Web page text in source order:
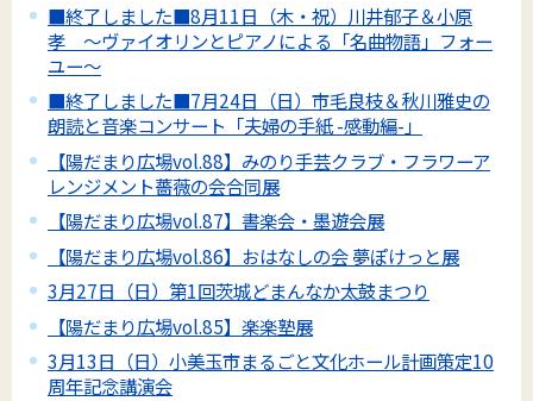
■終了しました■8月11日（木・祝）川井郁子＆小原
孝 ～ヴァイオリンとピアノによる「名曲物語」フォー
ユー～
■終了しました■7月24日（日）市毛良枝＆秋川雅史の
朗読と音楽コンサート「夫婦の手紙 -感動編-」
【陽だまり広場vol.88】みのり手芸クラブ・フラワーア
レンジメント薔薇の会合同展
【陽だまり広場vol.87】書楽会・墨遊会展
【陽だまり広場vol.86】おはなしの会 夢ぽけっと展
3月27日（日）第1回茨城どまんなか太鼓まつり
【陽だまり広場vol.85】楽楽塾展
3月13日（日）小美玉市まるごと文化ホール計画策定10
周年記念講演会